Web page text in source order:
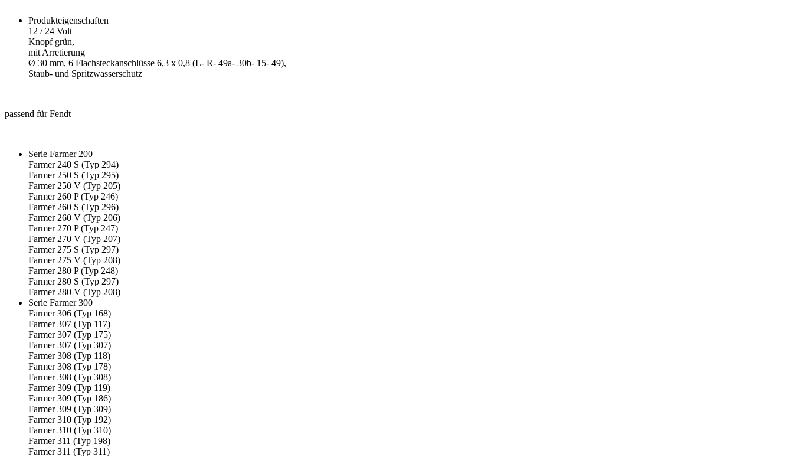
Produkteigenschaften
12 / 24 Volt
Knopf grün,
mit Arretierung
Ø 30 mm, 6 Flachsteckanschlüsse 6,3 x 0,8 (L- R- 49a- 30b- 15- 49),
Staub- und Spritzwasserschutz
passend für Fendt
Serie Farmer 200
Farmer 240 S (Typ 294)
Farmer 250 S (Typ 295)
Farmer 250 V (Typ 205)
Farmer 260 P (Typ 246)
Farmer 260 S (Typ 296)
Farmer 260 V (Typ 206)
Farmer 270 P (Typ 247)
Farmer 270 V (Typ 207)
Farmer 275 S (Typ 297)
Farmer 275 V (Typ 208)
Farmer 280 P (Typ 248)
Farmer 280 S (Typ 297)
Farmer 280 V (Typ 208)
Serie Farmer 300
Farmer 306 (Typ 168)
Farmer 307 (Typ 117)
Farmer 307 (Typ 175)
Farmer 307 (Typ 307)
Farmer 308 (Typ 118)
Farmer 308 (Typ 178)
Farmer 308 (Typ 308)
Farmer 309 (Typ 119)
Farmer 309 (Typ 186)
Farmer 309 (Typ 309)
Farmer 310 (Typ 192)
Farmer 310 (Typ 310)
Farmer 311 (Typ 198)
Farmer 311 (Typ 311)